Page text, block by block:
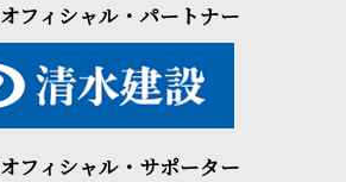
フィシャル・パートナー
フィシャル・サポーター